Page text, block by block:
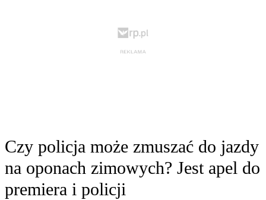
Czy policja może zmuszać do jazdy
na oponach zimowych? Jest apel do
premiera i policji